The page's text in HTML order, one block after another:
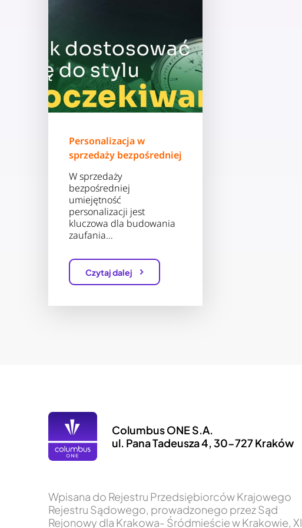
Personalizacja w
sprzedaży bezpośredniej
W sprzedaży
bezpośredniej
umiejętność
personalizacji jest
kluczowa dla budowania
zaufania…
Czytaj dalej
Columbus ONE S.A.
ul. Pana Tadeusza 4, 30-727 Kraków
Wpisana do Rejestru Przedsiębiorców Krajowego
Rejestru Sądowego, prowadzonego przez Sąd
Rejonowy dla Krakowa- Śródmieście w Krakowie, XI